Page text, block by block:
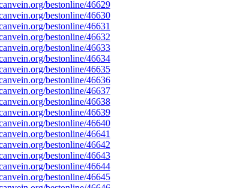
bestonline/46629
bestonline/46630
bestonline/46631
bestonline/46632
bestonline/46633
bestonline/46634
bestonline/46635
bestonline/46636
bestonline/46637
bestonline/46638
bestonline/46639
bestonline/46640
bestonline/46641
bestonline/46642
bestonline/46643
bestonline/46644
bestonline/46645